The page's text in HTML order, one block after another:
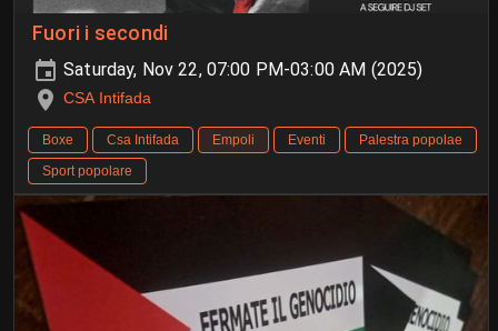
Fuori i secondi
Saturday, Nov 22, 07:00 PM-03:00 AM (2025)
CSA Intifada
Boxe Csa Intifada Empoli Eventi
Palestra popolae
Sport popolare